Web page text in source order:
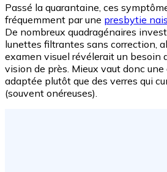
Passé la quarantaine, ces
fréquemment par une presbytie
De nombreux quadragénaires
lunettes filtrantes sans correction,
examen visuel révélerait un besoin
vision de près. Mieux vaut donc
adaptée plutôt que des verres qui
(souvent onéreuses).